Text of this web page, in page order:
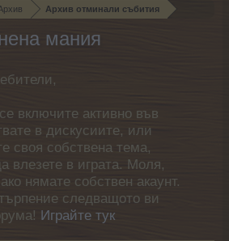
Архив отминали събития
мания
включите активно във
в дискусиите, или
своя собствена тема,
влезете в играта. Моля,
нямате собствен акаунт.
следващото ви
Играйте тук